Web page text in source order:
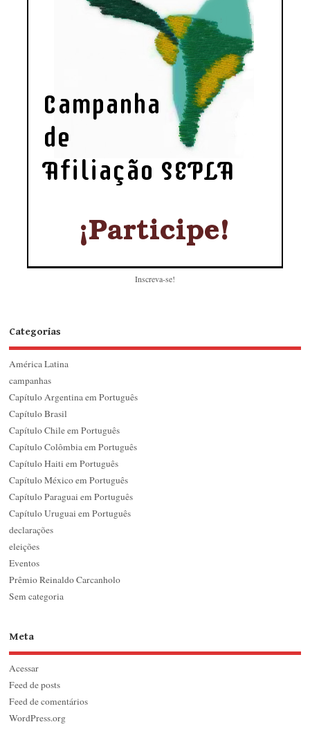
Inscreva-se!
Categorias
América Latina
campanhas
Capítulo Argentina em Português
Capítulo Brasil
Capítulo Chile em Português
Capítulo Colômbia em Português
Capítulo Haiti em Português
Capítulo México em Português
Capítulo Paraguai em Português
Capítulo Uruguai em Português
declarações
eleições
Eventos
Prêmio Reinaldo Carcanholo
Sem categoria
Meta
Acessar
Feed de posts
Feed de comentários
WordPress.org